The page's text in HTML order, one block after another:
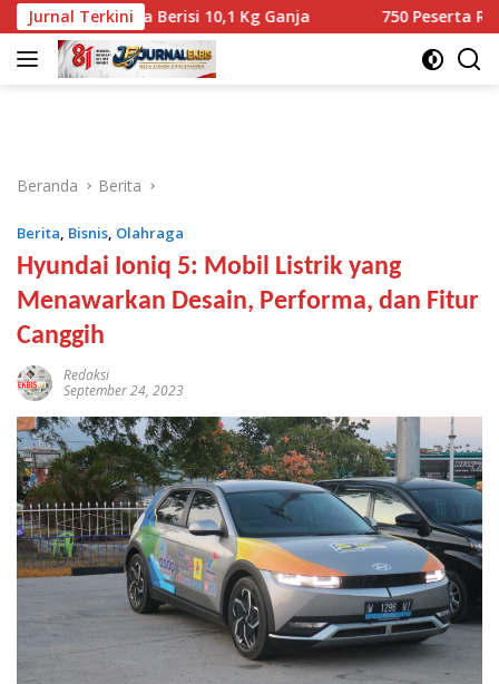
Langsung
ke
konten
Jurnal Terkini
Berisi 10,1 Kg Ganja 750 Peserta Ramaikan Fun
Beranda Berita
Berita, Bisnis, Olahraga
Hyundai Ioniq 5: Mobil Listrik yang
Menawarkan Desain, Performa, dan Fitur
Canggih
Redaksi
September 24, 2023